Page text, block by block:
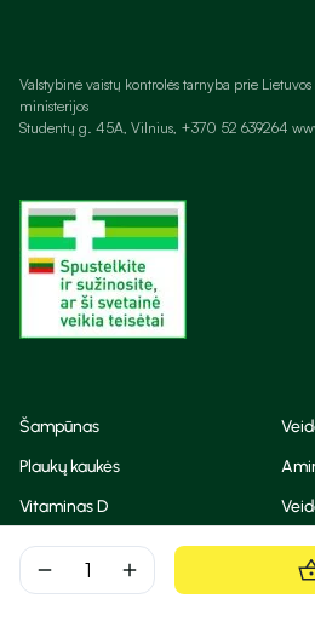
remove add
Valstybinė vaistų kontrolės tarnyba prie Lietuvos
ministerijos
Studentų g. 45A, Vilnius, +370 52 639264
Šampūnas
Plaukų kaukės
Vitaminas D
Korėjietiška kosmetika
Dezodorantas
BB